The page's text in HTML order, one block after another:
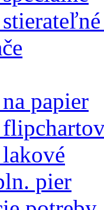
papier
pier